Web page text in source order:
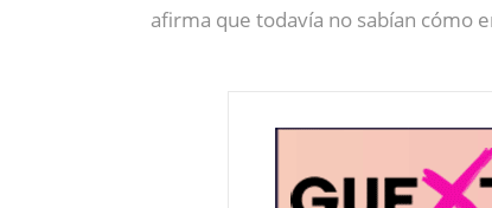
afirma que todavía no sabían cómo